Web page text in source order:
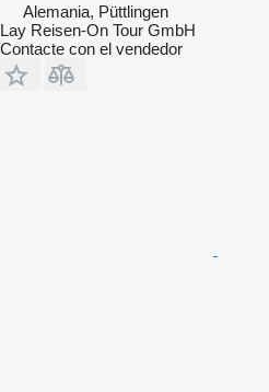
Alemania, Püttlingen
Lay Reisen-On Tour GmbH
Contacte con el vendedor